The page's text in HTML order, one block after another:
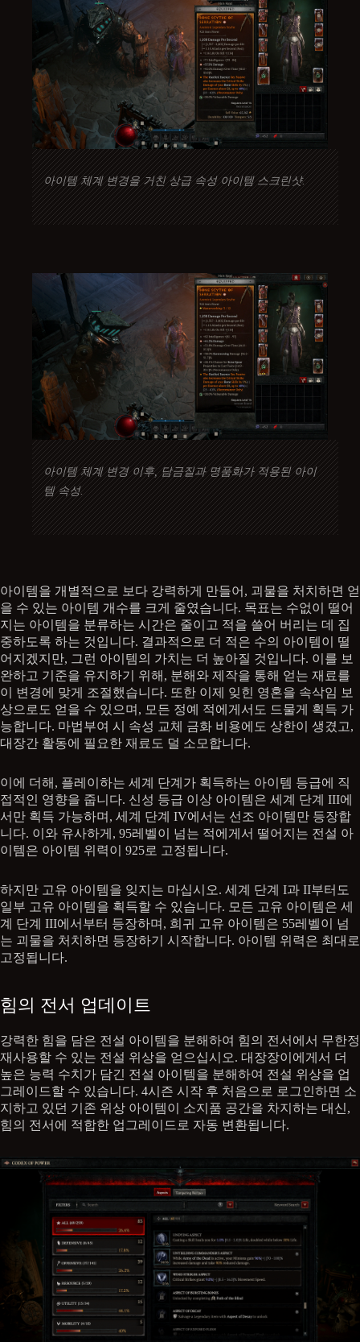
아이템 체계 변경을 거친 상급 속성 아이템 스크린샷.
아이템 체계 변경 이후, 담금질과 명품화가 적용된 아이
템 속성.
아이템을 개별적으로 보다 강력하게 만들어, 괴물을 처치하면 얻
을 수 있는 아이템 개수를 크게 줄였습니다. 목표는 수없이 떨어
지는 아이템을 분류하는 시간은 줄이고 적을 쓸어 버리는 데 집
중하도록 하는 것입니다. 결과적으로 더 적은 수의 아이템이 떨
어지겠지만, 그런 아이템의 가치는 더 높아질 것입니다. 이를 보
완하고 기준을 유지하기 위해, 분해와 제작을 통해 얻는 재료를
이 변경에 맞게 조절했습니다. 또한 이제 잊힌 영혼을 속삭임 보
상으로도 얻을 수 있으며, 모든 정예 적에게서도 드물게 획득 가
능합니다. 마법부여 시 속성 교체 금화 비용에도 상한이 생겼고,
대장간 활동에 필요한 재료도 덜 소모합니다.
이에 더해, 플레이하는 세계 단계가 획득하는 아이템 등급에 직
접적인 영향을 줍니다. 신성 등급 이상 아이템은 세계 단계 III에
서만 획득 가능하며, 세계 단계 IV에서는 선조 아이템만 등장합
니다. 이와 유사하게, 95레벨이 넘는 적에게서 떨어지는 전설 아
이템은 아이템 위력이 925로 고정됩니다.
하지만 고유 아이템을 잊지는 마십시오. 세계 단계 I과 II부터도
일부 고유 아이템을 획득할 수 있습니다. 모든 고유 아이템은 세
계 단계 III에서부터 등장하며, 희귀 고유 아이템은 55레벨이 넘
는 괴물을 처치하면 등장하기 시작합니다. 아이템 위력은 최대로
고정됩니다.
힘의 전서 업데이트
강력한 힘을 담은 전설 아이템을 분해하여 힘의 전서에서 무한정
재사용할 수 있는 전설 위상을 얻으십시오. 대장장이에게서 더
높은 능력 수치가 담긴 전설 아이템을 분해하여 전설 위상을 업
그레이드할 수 있습니다. 4시즌 시작 후 처음으로 로그인하면 소
지하고 있던 기존 위상 아이템이 소지품 공간을 차지하는 대신,
힘의 전서에 적합한 업그레이드로 자동 변환됩니다.